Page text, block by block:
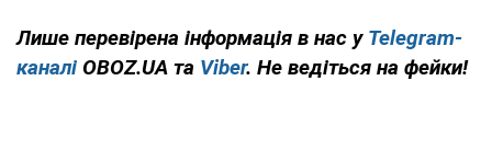
Лише перевірена інформація в нас у Telegram-
каналі OBOZ.UA та Viber. Не ведіться на фейки!